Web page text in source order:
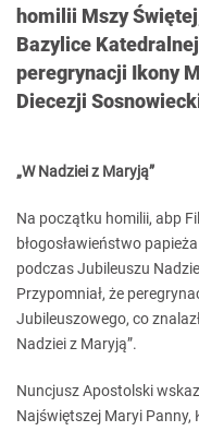
homilii Mszy
Bazylice
peregrynacji Ikony
Diecezji
„W Nadziei z Maryją”
Na początku homilii, abp
błogosławieństwo
podczas Jubileuszu
Przypomniał, że
Jubileuszowego, co
Nadziei z Maryją”.
Nuncjusz Apostolski
Najświętszej Maryi